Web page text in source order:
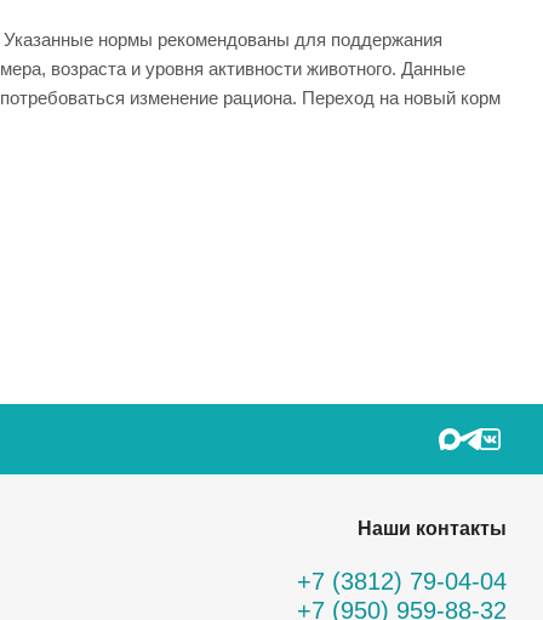
нормы рекомендованы для поддержания
возраста и уровня активности животного. Данные
изменение рациона. Переход на новый корм
Наши контакты
+7 (3812) 79-04-04
+7 (950) 959-88-32